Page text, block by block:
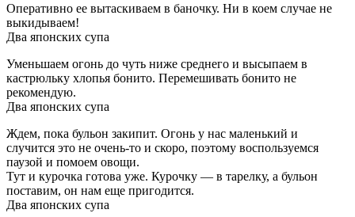
Оперативно ее вытаскиваем в баночку. Ни в коем случае не
выкидываем!
Два японских супа
Уменьшаем огонь до чуть ниже среднего и высыпаем в
кастрюльку хлопья бонито. Перемешивать бонито не
рекомендую.
Два японских супа
Ждем, пока бульон закипит. Огонь у нас маленький и
случится это не очень-то и скоро, поэтому воспользуемся
паузой и помоем овощи.
Тут и курочка готова уже. Курочку — в тарелку, а бульон
поставим, он нам еще пригодится.
Два японских супа